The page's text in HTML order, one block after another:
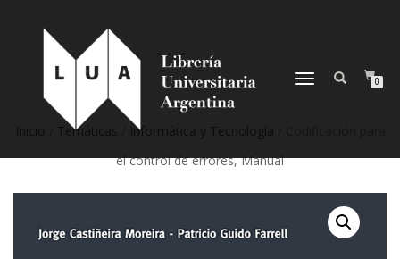
NAVEGACIÓN
0
Temáticas Informática y Tecnología
el control de errores, Manual